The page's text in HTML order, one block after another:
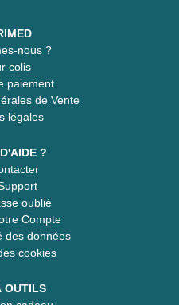
nous ?
colis
paiement
de Vente
légales
?
oublié
Compte
des données
cookies
OUTILS